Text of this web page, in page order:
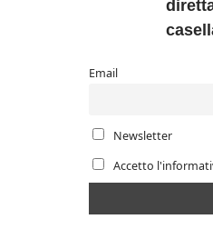
Email
Newsletter
Accetto